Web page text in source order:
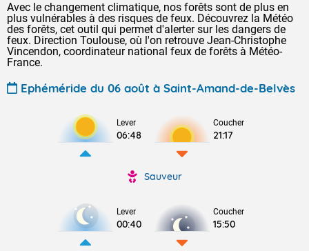
Avec le changement climatique, nos forêts sont de plus en
plus vulnérables à des risques de feux. Découvrez la Météo
des forêts, cet outil qui permet d'alerter sur les dangers de
feux. Direction Toulouse, où l'on retrouve Jean-Christophe
Vincendon, coordinateur national feux de forêts à Météo-
France.
Ephéméride du 06 août à Saint-Amand-de-Belvès
Lever
06:48
Coucher
21:17
Sauveur
Lever
00:40
Coucher
15:50